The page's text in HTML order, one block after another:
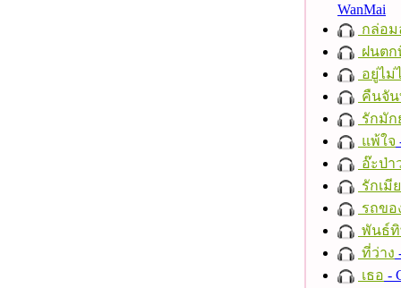
WanMai
กล่อม
ฝนตก
อยู่ไม่
คืนจั
รักมัก
แพ้ใจ
อ๊ะป่า
รักเมี
รถขอ
พันธ์
ที่ว่าง
เธอ -